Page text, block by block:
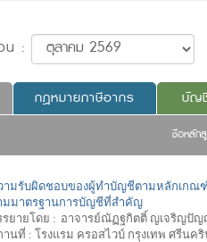
น :
กฎหมายภาษีอากร บัญ
ชื่อหลัก
ามรับผิดชอบของผู้ทำบัญชีตามหลักเกณ
มมาตรฐานการบัญชีที่สำคัญ
รยายโดย : อาจารย์ณัฏฐกิตติ์ ญเจริญปัญ
านที่ : โรงแรม ครอสไวบ์ กรุงเทพ ศรีนค